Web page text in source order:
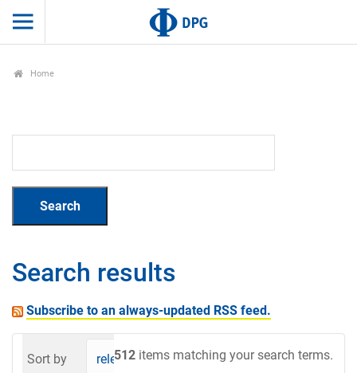
Home
Search results
Subscribe to an always-updated RSS feed.
512 items matching your search terms.
Sort by relevance date (newest first)